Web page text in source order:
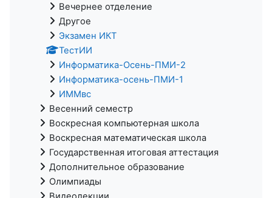
Вечернее отделение
Другое
Экзамен ИКТ
ТестИИ
Информатика-Осень-ПМИ-2
Информатика-осень-ПМИ-1
ИММвс
Весенний семестр
Воскресная компьютерная школа
Воскресная математическая школа
Государственная итоговая аттестация
Дополнительное образование
Олимпиады